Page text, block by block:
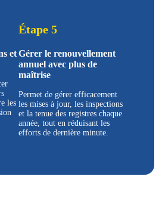
et
les
Étape 5
Gérer le renouvellement
annuel avec plus de
maîtrise
Permet de gérer efficacement
les mises à jour, les inspections
et la tenue des registres chaque
année, tout en réduisant les
efforts de dernière minute.